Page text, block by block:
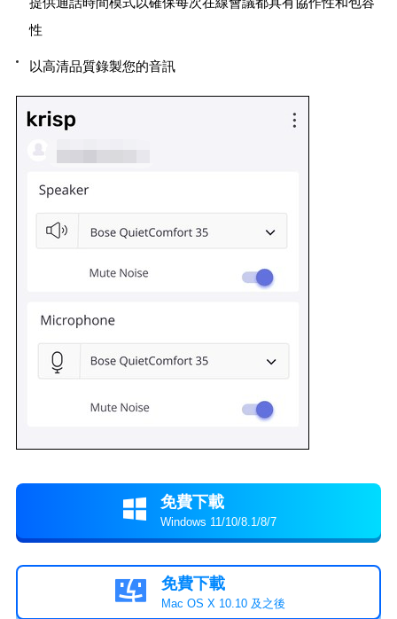
性
以高清品質錄製您的音訊
 免費下載
Windows 11/10/8.1/8/7
 免費下載
Mac OS X 10.10 及之後